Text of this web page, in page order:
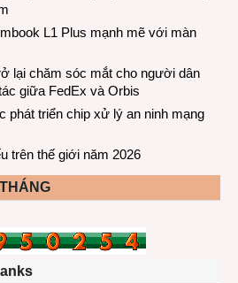
L1 Plus mạnh mẽ với màn
lại chăm sóc mắt cho người dân
giữa FedEx và Orbis
phát triển chip xử lý an ninh mạng
trên thế giới năm 2026